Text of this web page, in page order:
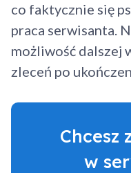
co faktycznie się
praca serwisanta.
możliwość dalszej
zleceń po
Chcesz
w